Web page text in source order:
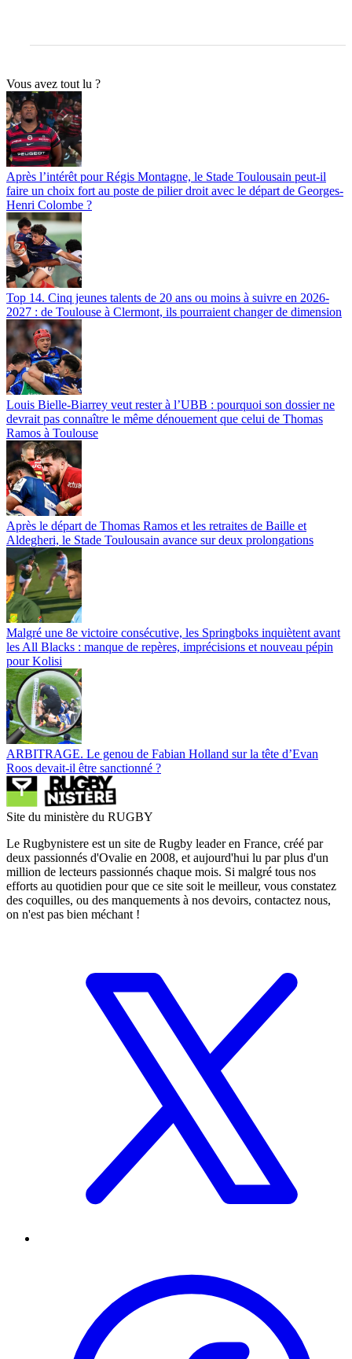
Vous avez tout lu ?
Après l’intérêt pour Régis Montagne, le Stade Toulousain peut-il
faire un choix fort au poste de pilier droit avec le départ de Georges-
Henri Colombe ?
Top 14. Cinq jeunes talents de 20 ans ou moins à suivre en 2026-
2027 : de Toulouse à Clermont, ils pourraient changer de dimension
Louis Bielle-Biarrey veut rester à l’UBB : pourquoi son dossier ne
devrait pas connaître le même dénouement que celui de Thomas
Ramos à Toulouse
Après le départ de Thomas Ramos et les retraites de Baille et
Aldegheri, le Stade Toulousain avance sur deux prolongations
Malgré une 8e victoire consécutive, les Springboks inquiètent avant
les All Blacks : manque de repères, imprécisions et nouveau pépin
pour Kolisi
ARBITRAGE. Le genou de Fabian Holland sur la tête d’Evan
Roos devait-il être sanctionné ?
Site du ministère du RUGBY
Le Rugbynistere est un site de Rugby leader en France, créé par
deux passionnés d'Ovalie en 2008, et aujourd'hui lu par plus d'un
million de lecteurs passionnés chaque mois. Si malgré tous nos
efforts au quotidien pour que ce site soit le meilleur, vous constatez
des coquilles, ou des manquements à nos devoirs, contactez nous,
on n'est pas bien méchant !